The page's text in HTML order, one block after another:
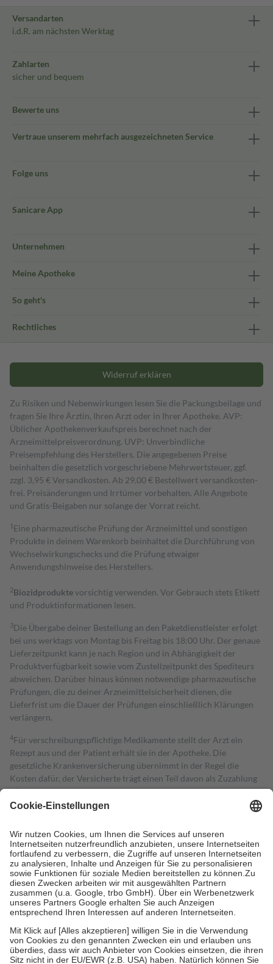
Versandarten
i.d.R. am nächsten Werktag
Zahlarten
sicher und bequem
Bewerte uns
Vertraue unserem mehrfach ausgezeichneten Service
Folge uns
Sanicare App
Unternehmen
Meine Apotheke
So geht's
Rechtliches
Widerruf erklären
Zu Risiken und Nebenwirkungen lesen Sie die Packungsbeilage und
fragen Sie Ihre Ärztin, Ihren Arzt oder in Ihrer Apotheke. AVP:
Üblicher Apothekenverkaufspreis berechnet nach der
Arzneimittelpreisverordnung. UVP: Unverbindliche
Preisempfehlung des Herstellers. Die angegebenen Preise
beinhalten die gesetzlich vorgeschriebene Mehrwertsteuer, ggf.
zzgl. 3,95 € Versandkosten. Ab 29,00 € Bestell­wert versand­kosten­
frei. Preisänderungen und Irrtümer vorbehalten. Alle Angebote
und Gratis-Beigaben nur solange der Vorrat reicht.
1 Eine pharmazeutische Prüfung der Arzneimittel und sonstigen
Produkte in deinem Warenkorb beinhaltet die Durchführung von
Wechselwirkungschecks und die Prüfung etwaiger
Anwendungshinweise des Herstellers.
2Biozidproduktevorsichtig verwenden. Vor Gebrauch stets Etikett
und Produktinformationen lesen.
3Die Übergabe deiner Bestellung an den Paketdienstleister erfolgt
bei uns werktags von Montag bis Freitag bis 18:00 Uhr. Der genaue
Lieferzeitpunkt kann je nach Region und in Abhängigkeit der
Produktverfügbarkeit sowie vom Zustellzeitpunkt des Spediteurs
abweichen. Darüber hinaus können notwendige pharmazeutische
Prüfungen, die zu deiner Arzneimittelsicherheit dienen, die
Lieferfrist um die Dauer der Prüfungen einschließlich Klärungen
verlängern.
4Für verschreibungspflichtige Medikamente stellt der Arzt ein
Rezept aus und der Patient erhält sie in der Apotheke. Die
gesetzliche Krankenversicherung übernimmt in der Regel die
Kosten dafür, der Versicherte trägt einen Teil davon als Zuzahlung
mit.
Grundsätzlich leisten Mitglieder Zuzahlungen in Höhe von zehn
höchstens zehn Euro.
Es sind jedoch nie mehr als die tatsächlichen
Kosten der Leistung zu entrichten.
Diese Regeln gelten grundsätzlich auch für Online-Apotheken.
Bei Heilmitteln und häuslicher Krankenpflege beträgt die
Zuzahlung zehn Prozent der Kosten sowie zehn Euro je
Verordnung.
Um das Engagement der Versicherten für ihre eigene Gesundheit zu
stärken und die besondere Stellung der Familie zu unterstützen,
fallenkeine Zuzahlungenan bei:
• Kindern und Jugendlichen bis zum vollendeten 18. Lebensjahr
mit Ausnahme der Fahrkosten